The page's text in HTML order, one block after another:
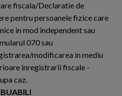
fiscala/Declaratie de
pentru persoanele fizice care
in mod independent sau
070 sau
modificarea in mediu
inregistrarii fiscale -
caz.